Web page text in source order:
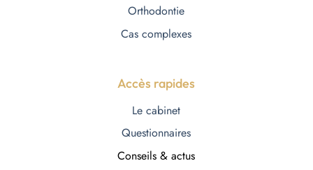
Orthodontie
Cas complexes
Accès rapides
Le cabinet
Questionnaires
Conseils & actus